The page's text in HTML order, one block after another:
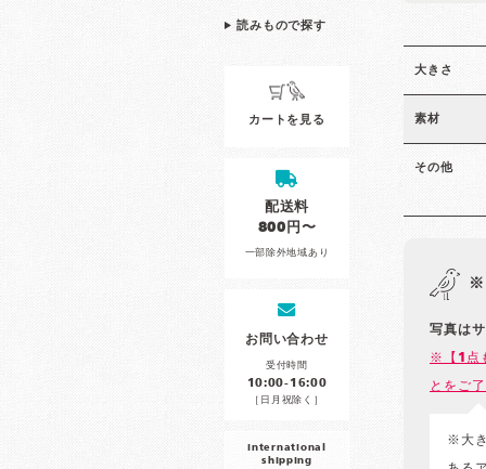
読みもので探す
カートを見る
配送料
800円〜
一部除外地域あり
お問い合わせ
受付時間
10:00-16:00
［日月祝除く］
international
shipping
大きさ
素材
その他
※
写真は
※【1点
とをご
※大